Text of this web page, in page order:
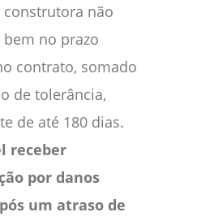
construtora não
no prazo
contrato, somado
de tolerância,
de até 180 dias.
receber
por danos
um atraso de